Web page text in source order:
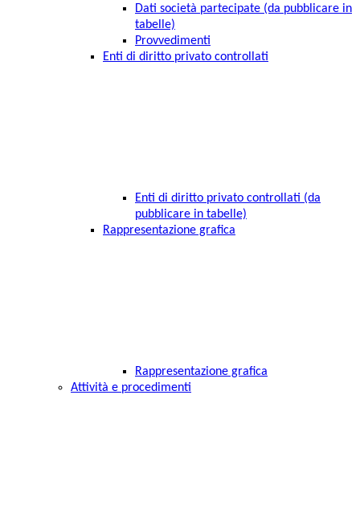
Dati società partecipate (da pubblicare in
tabelle)
Provvedimenti
Enti di diritto privato controllati
Enti di diritto privato controllati (da
pubblicare in tabelle)
Rappresentazione grafica
Rappresentazione grafica
Attività e procedimenti